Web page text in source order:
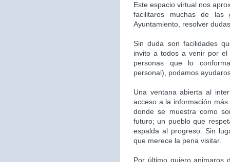
Este espacio virtual nos
facilitaros muchas de
Ayuntamiento, resolver
Sin duda son facilidades
invito a todos a venir por
personas que lo
personal), podamos
Una ventana abierta al
acceso a la información
donde se muestra como
futuro; un pueblo que
espalda al progreso. Sin
que merece la pena visitar.
Por último quiero animaros